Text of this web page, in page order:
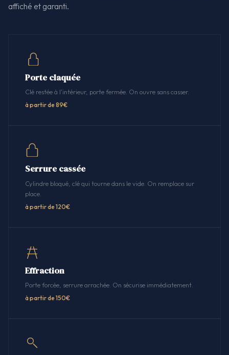
affiché et garanti.
Porte claquée
Clé restée à l'intérieur, porte fermée. On ouvre sans casser.
à partir de 89€
Serrure cassée
Cylindre bloqué, clé qui tourne dans le vide. On remplace sur
place.
à partir de 120€
Effraction
Porte forcée, serrure arrachée. On sécurise immédiatement.
à partir de 150€